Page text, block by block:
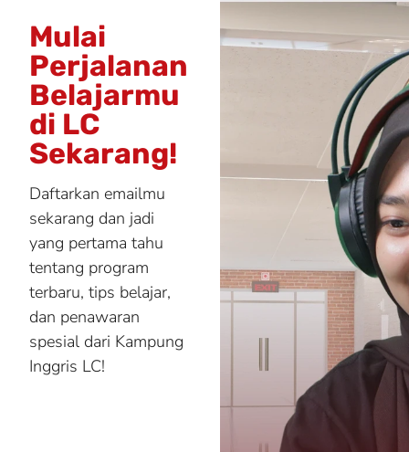
Mulai
Perjalanan
Belajarmu
di LC
Sekarang!
Daftarkan emailmu
sekarang dan jadi
yang pertama tahu
tentang program
terbaru, tips belajar,
dan penawaran
spesial dari Kampung
Inggris LC!